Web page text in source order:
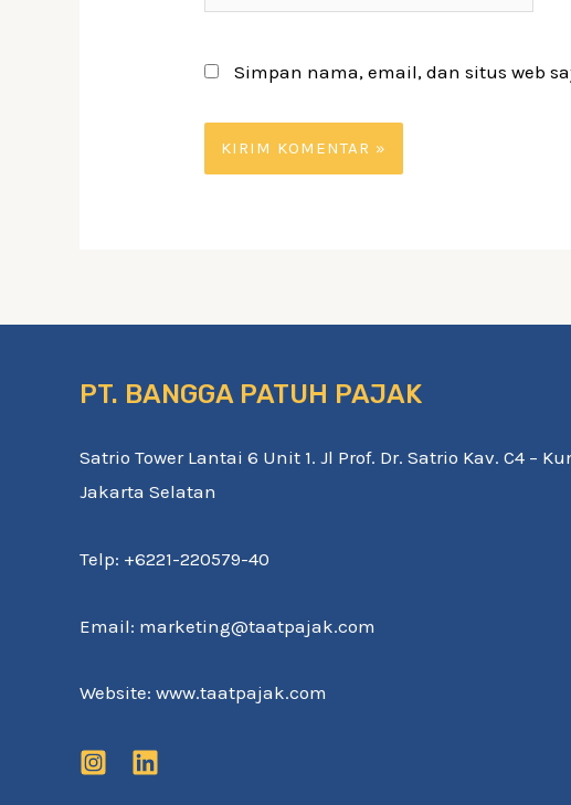
Simpan nama, email, dan situs web
PT. BANGGA PATUH PAJAK
Satrio Tower Lantai 6 Unit 1. Jl Prof. Dr. Satrio Kav. C4 –
Jakarta Selatan
Telp: +6221-220579-40
Email: marketing@taatpajak.com
Website: www.taatpajak.com